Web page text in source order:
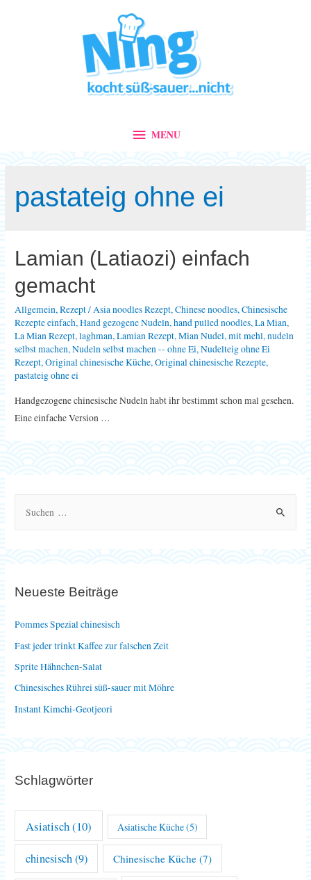
MENU
MENU
pastateig ohne ei
Lamian (Latiaozi) einfach
gemacht
Allgemein,Rezept/Asia noodles Rezept,Chinese noodles,Chinesische
Rezepte einfach,Hand gezogene Nudeln,hand pulled noodles,La Mian,
La Mian Rezept,laghman,Lamian Rezept,Mian Nudel,mit mehl,nudeln
selbst machen,Nudeln selbst machen -- ohne Ei,Nudelteig ohne Ei
Rezept,Original chinesische Küche,Original chinesische Rezepte,
pastateig ohne ei
Handgezogene chinesische Nudeln habt ihr bestimmt schon mal gesehen.
Eine einfache Version …
n
c
h
:
Neueste Beiträge
Pommes Spezial chinesisch
Fast jeder trinkt Kaffee zur falschen Zeit
Sprite Hähnchen-Salat
Chinesisches Rührei süß-sauer mit Möhre
Instant Kimchi-Geotjeori
Schlagwörter
Asiatisch(10) Asiatische Küche(5)
chinesisch(9) Chinesische Küche (7)